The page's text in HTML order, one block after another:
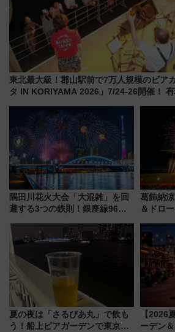
東北最大級！郡山駅前で7万人規模のビア
タ IN KORIYAMA 2026」7/24-26開催！
隅田川花火大会「大混雑」を回
避する3つの鉄則！銀座線96本
ツリー駅の規制まとめ 7/25開催
（2026年）
葛飾納
＆ドロ
車、観
光まと
夏の夜は「さるびあ丸」で飲も
う！船上ビアガーデンで東京湾
【2026
ーデン